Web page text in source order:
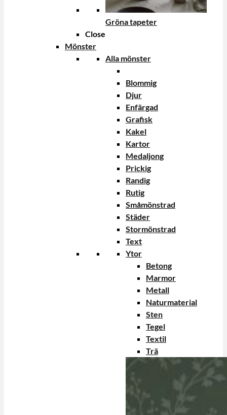
Gröna tapeter
Close
Mönster
Alla mönster
Blommig
Djur
Enfärgad
Grafisk
Kakel
Kartor
Medaljong
Prickig
Randig
Rutig
Småmönstrad
Städer
Stormönstrad
Text
Ytor
Betong
Marmor
Metall
Naturmaterial
Sten
Tegel
Textil
Trä